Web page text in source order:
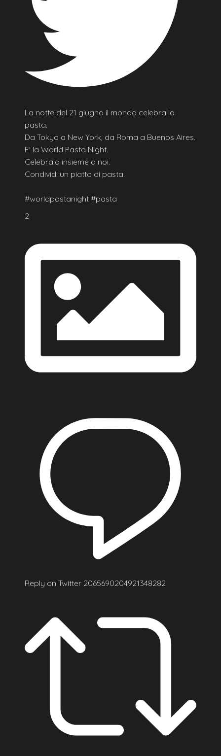
La notte del 21 giugno il mondo celebra la
pasta.
Da Tokyo a New York, da Roma a Buenos Aires.
E' la World Pasta Night.
Celebrala insieme a noi.
Condividi un piatto di pasta.
#worldpastanight #pasta
2
Reply on Twitter 2065690204921348282